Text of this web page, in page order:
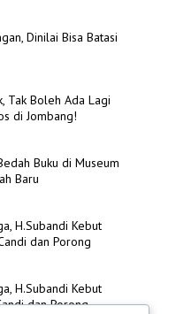
Dinilai Bisa Batasi
Tak Boleh Ada Lagi
di Jombang!
Buku di Museum
Baru
H.Subandi Kebut
dan Porong
H.Subandi Kebut
dan Porong